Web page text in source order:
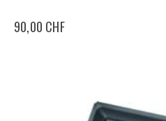
90,00 CHF